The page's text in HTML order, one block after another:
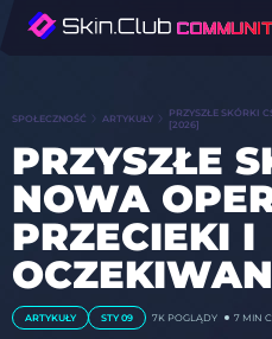
SPOŁECZNOŚĆ ARTYKUŁY
PRZYSZŁE SKÓRKI
[2026]
PRZYSZŁE
NOWA
PRZECIEKI I
ARTYKUŁY STY 09 7K POGLĄDY 7 MIN